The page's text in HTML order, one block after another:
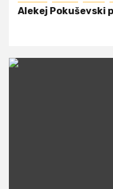
Alekej Pokuševski